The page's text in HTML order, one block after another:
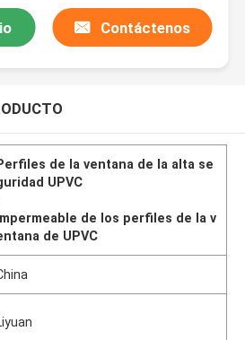
Contáctenos
de la ventana de la alta se
UPVC
de los perfiles de la v
de UPVC